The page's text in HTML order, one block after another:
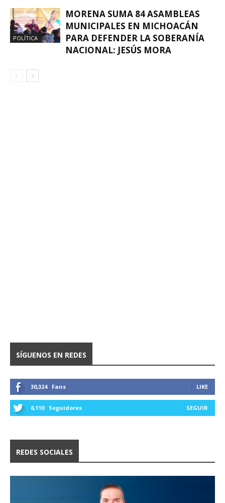
POLÍTICA
MORENA SUMA 84 ASAMBLEAS
MUNICIPALES EN MICHOACÁN
PARA DEFENDER LA SOBERANÍA
NACIONAL: JESÚS MORA
SÍGUENOS EN REDES
30,324 Fans LIKE
6,110 Seguidores SEGUIR
REDES SOCIALES